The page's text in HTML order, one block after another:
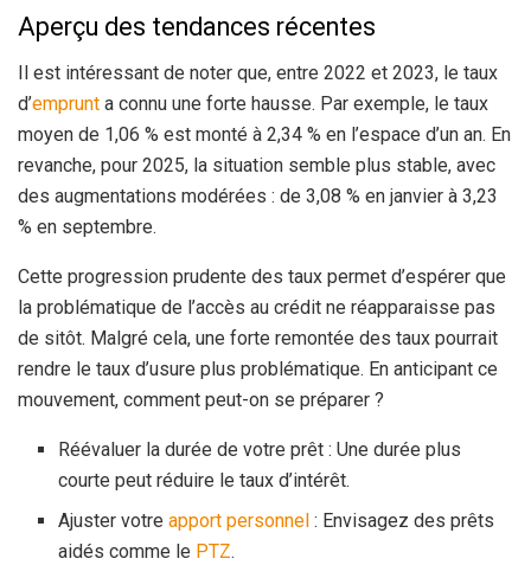
Aperçu des tendances récentes
Il est intéressant de noter que, entre 2022 et 2023, le taux
d’emprunt a connu une forte hausse. Par exemple, le taux
moyen de 1,06 % est monté à 2,34 % en l’espace d’un an. En
revanche, pour 2025, la situation semble plus stable, avec
des augmentations modérées : de 3,08 % en janvier à 3,23
% en septembre.
Cette progression prudente des taux permet d’espérer que
la problématique de l’accès au crédit ne réapparaisse pas
de sitôt. Malgré cela, une forte remontée des taux pourrait
rendre le taux d’usure plus problématique. En anticipant ce
mouvement, comment peut-on se préparer ?
Réévaluer la durée de votre prêt : Une durée plus
courte peut réduire le taux d’intérêt.
Ajuster votreapport personnel : Envisagez des prêts
aidés comme le PTZ.